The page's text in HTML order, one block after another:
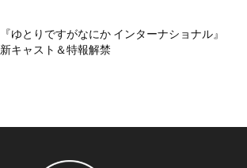
『ゆとりですがなにか インターナショナル』
新キャスト＆特報解禁